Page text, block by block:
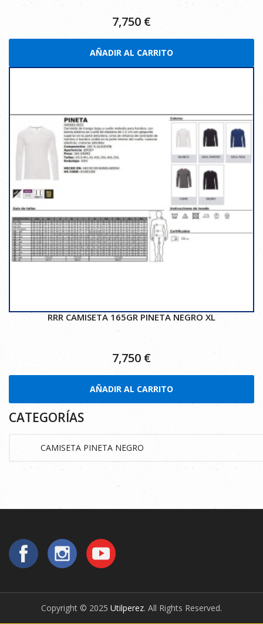
7,750 €
AÑADIR AL CARRITO
RRR CAMISETA 165GR PINETA NEGRO XL
7,750 €
AÑADIR AL CARRITO
CATEGORÍAS
Copyright © 2025 Utilperez. All Rights Reserved.